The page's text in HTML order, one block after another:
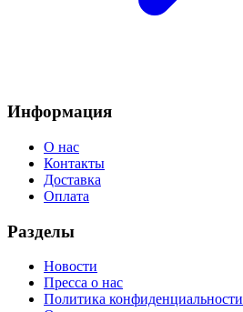
Информация
О нас
Контакты
Доставка
Оплата
Разделы
Новости
Пресса о нас
Политика конфиденциальности